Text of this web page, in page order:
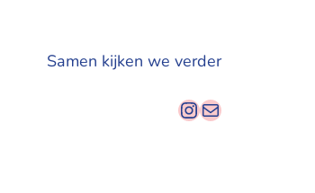
Samen kijken we verder
Instagram
E-mail